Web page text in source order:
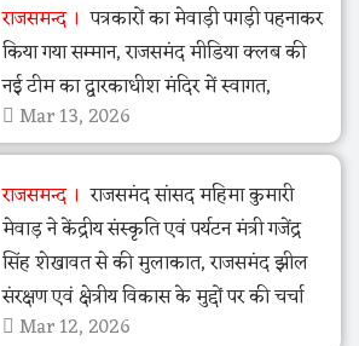
राजसमन्द
पत्रकारों का मेवाड़ी पगड़ी पहनाकर
किया गया सम्मान, राजसमंद मीडिया क्लब की
नई टीम का द्वारकाधीश मंदिर में स्वागत,
Mar 13, 2026
राजसमन्द
राजसमंद सांसद महिमा कुमारी
मेवाड़ ने केंद्रीय संस्कृति एवं पर्यटन मंत्री गजेंद्र
सिंह शेखावत से की मुलाकात, राजसमंद झील
संरक्षण एवं क्षेत्रीय विकास के मुद्दों पर की चर्चा
Mar 12, 2026